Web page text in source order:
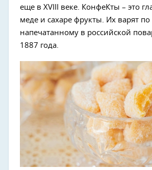
еще в XVIII веке. КонфеКты – это
меде и сахаре фрукты. Их варят по
напечатанному в российской
1887 года.